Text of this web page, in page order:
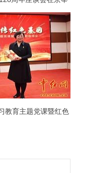
教育主题党课暨红色
组图）